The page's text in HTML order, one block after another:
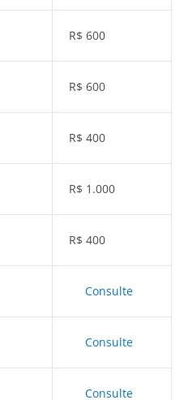
R$ 600
R$ 600
R$ 400
R$ 1.000
R$ 400
Consulte
Consulte
Consulte